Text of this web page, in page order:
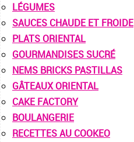
LÉGUMES
SAUCES CHAUDE ET FROIDE
PLATS ORIENTAL
GOURMANDISES SUCRÉ
NEMS BRICKS PASTILLAS
GÂTEAUX ORIENTAL
CAKE FACTORY
BOULANGERIE
RECETTES AU COOKEO